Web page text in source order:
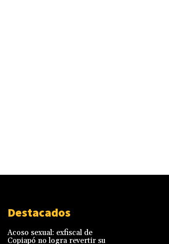
Destacados
Acoso sexual: exfiscal de
Copiapó no logra revertir su